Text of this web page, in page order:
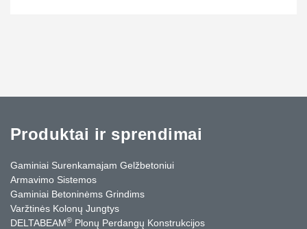
Produktai ir sprendimai
Gaminiai Surenkamajam Gelžbetoniui
Armavimo Sistemos
Gaminiai Betoninėms Grindims
Varžtinės Kolonų Jungtys
DELTABEAM® Plonų Perdangų Konstrukcijos